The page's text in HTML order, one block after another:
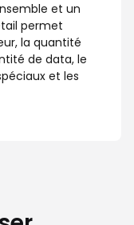
et un
permet
la quantité
de data, le
et les